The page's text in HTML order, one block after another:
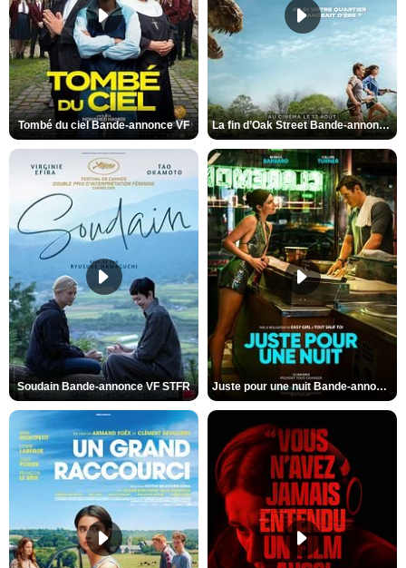
Tombé du ciel Bande-annonce VF La fin d’Oak Street Bande-annonce VO STFR
Soudain Bande-annonce VF STFR Juste pour une nuit Bande-annonce VO STFR